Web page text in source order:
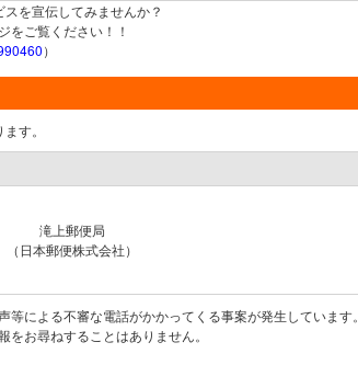
を宣伝してみませんか？
をご覧ください！！
）
す。
滝上郵便局
（日本郵便株式会社）
による不審な電話がかかってくる事案が発生しています。
お尋ねすることはありません。